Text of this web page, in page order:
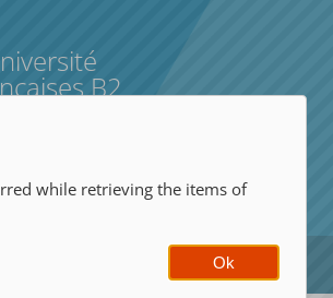
B2
Télécharger la fiche PDF
while retrieving the items of
Ok